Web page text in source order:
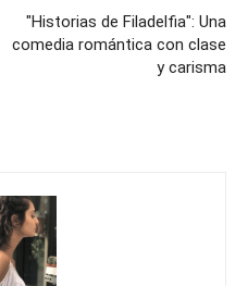
"Historias de Filadelfia": Una
comedia romántica con clase
y carisma